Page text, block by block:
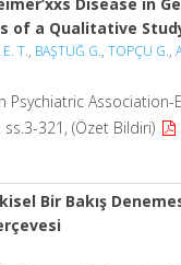
of a Qualitative
T., BAŞTUĞ G., TOPÇU G.,
Psychiatric Association-
321, (Özet Bildiri)
Bir Bakış